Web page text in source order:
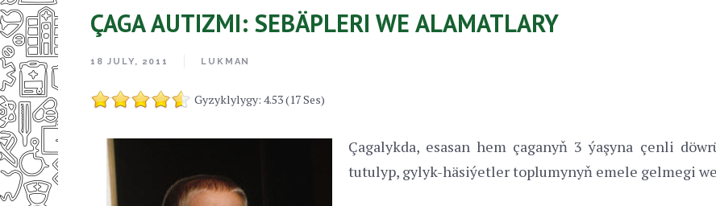
ÇAGA AUTIZMI: SEBÄPLERI WE ALAMATLARY
18 JULY, 2011 LUKMAN
Gyzyklylygy: 4.53 (17 Ses)
Çagalykda, esasan hem çaganyň 3 ýaşyna çenli
tutulyp, gylyk-häsiýetler toplumynyň emele gelmegi